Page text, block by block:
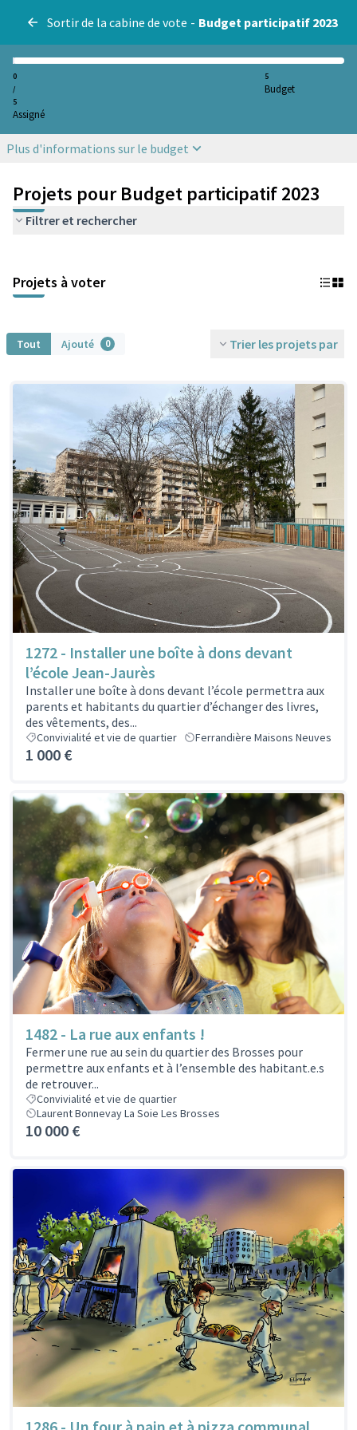
Sortir de la cabine de vote - Budget participatif 2023
0
/
5
Assigné
5
Budget
Plus d'informations sur le budget
Projets pour Budget participatif 2023
Filtrer et rechercher
Projets à voter
Tout Ajouté 0 Trier les projets par
1272 - Installer une boîte à dons devant
l’école Jean-Jaurès
Installer une boîte à dons devant l’école permettra aux
parents et habitants du quartier d’échanger des livres,
des vêtements, des...
Convivialité et vie de quartier Ferrandière Maisons Neuves
1 000 €
1482 - La rue aux enfants !
Fermer une rue au sein du quartier des Brosses pour
permettre aux enfants et à l’ensemble des habitant.e.s
de retrouver...
Convivialité et vie de quartier
Laurent Bonnevay La Soie Les Brosses
10 000 €
1286 - Un four à pain et à pizza communal